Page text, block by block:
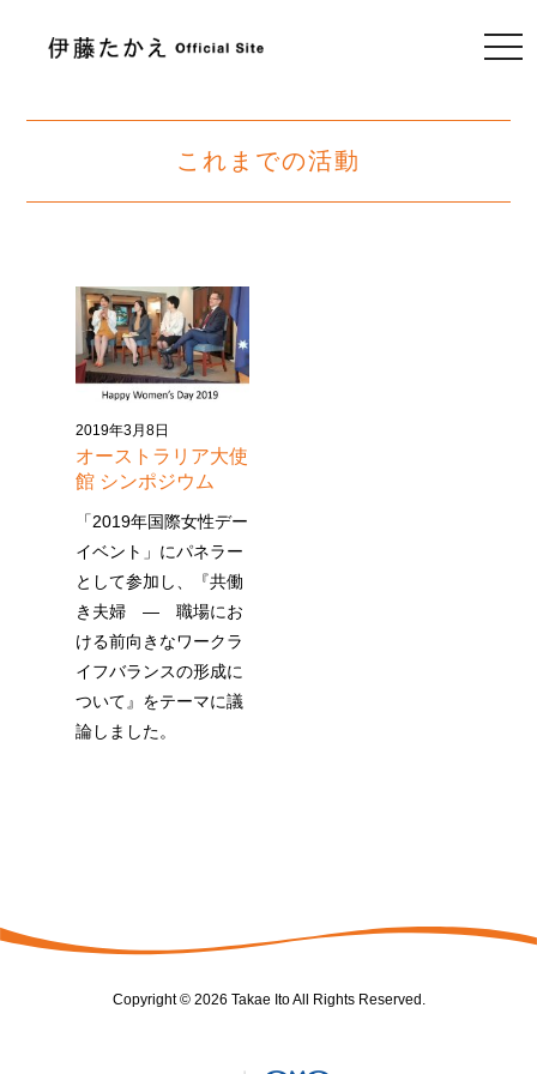
これまでの活動
2019年3月8日
オーストラリア大使
館 シンポジウム
「2019年国際女性デー
イベント」にパネラー
として参加し、『共働
き夫婦 ― 職場にお
ける前向きなワークラ
イフバランスの形成に
ついて』をテーマに議
論しました。
Copyright © 2026 Takae Ito All Rights Reserved.